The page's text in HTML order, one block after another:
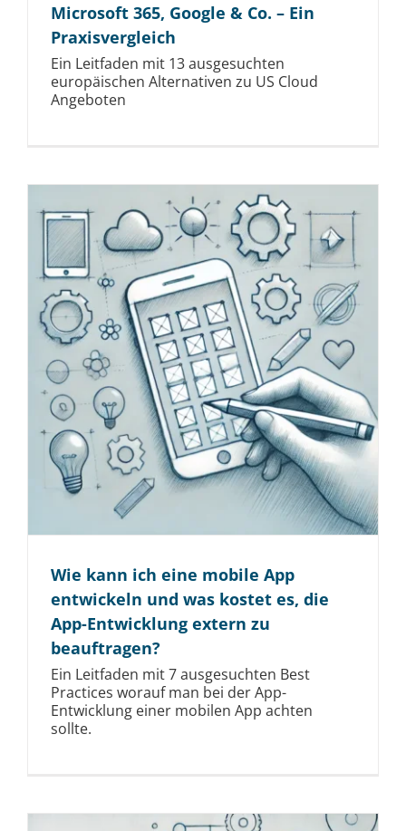
Microsoft 365, Google & Co. – Ein
Praxisvergleich
Ein Leitfaden mit 13 ausgesuchten
europäischen Alternativen zu US Cloud
Angeboten
Wie kann ich eine mobile App
entwickeln und was kostet es, die
App-Entwicklung extern zu
beauftragen?
Ein Leitfaden mit 7 ausgesuchten Best
Practices worauf man bei der App-
Entwicklung einer mobilen App achten
sollte.